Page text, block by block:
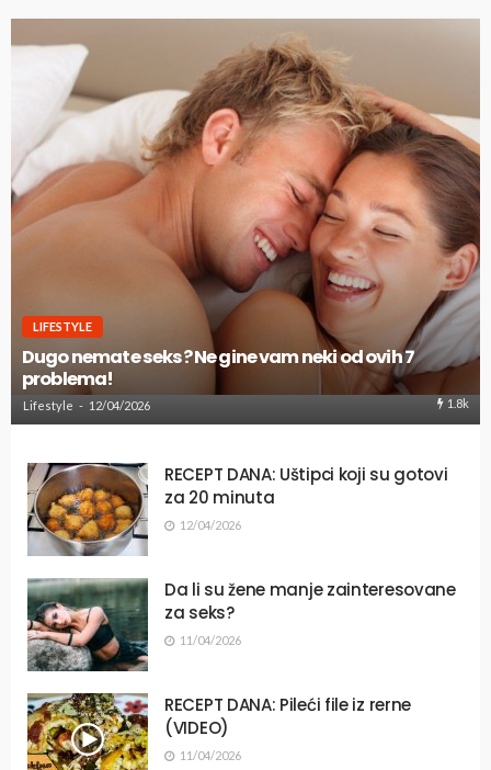
LIFESTYLE
Dugo nemate seks? Ne gine vam neki od ovih 7
problema!
Lifestyle 12/04/2026 1.8k
RECEPT DANA: Uštipci koji su gotovi
za 20 minuta
12/04/2026
Da li su žene manje zainteresovane
za seks?
11/04/2026
RECEPT DANA: Pileći file iz rerne
(VIDEO)
11/04/2026